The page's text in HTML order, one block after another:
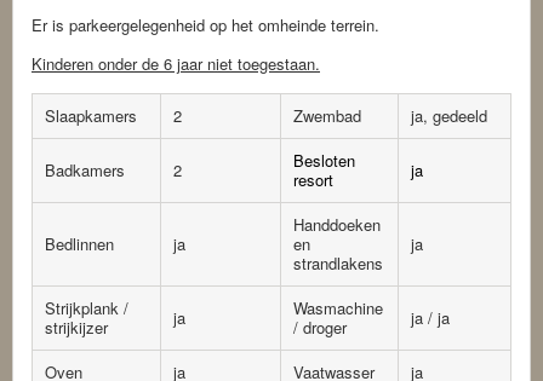
Er is parkeergelegenheid op het omheinde terrein.
Kinderen onder de 6 jaar niet toegestaan.
Slaapkamers 2 Zwembad ja, gedeeld
Badkamers 2
Besloten
resort
ja
Bedlinnen ja
Handdoeken
en
strandlakens
ja
Strijkplank /
strijkijzer
ja
Wasmachine
/ droger
ja / ja
Oven ja Vaatwasser ja